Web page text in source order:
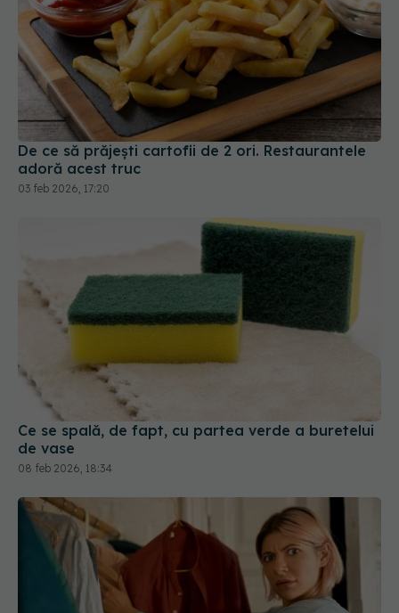
De ce să prăjești cartofii de 2 ori. Restaurantele
adoră acest truc
03 feb 2026, 17:20
Ce se spală, de fapt, cu partea verde a buretelui
de vase
08 feb 2026, 18:34